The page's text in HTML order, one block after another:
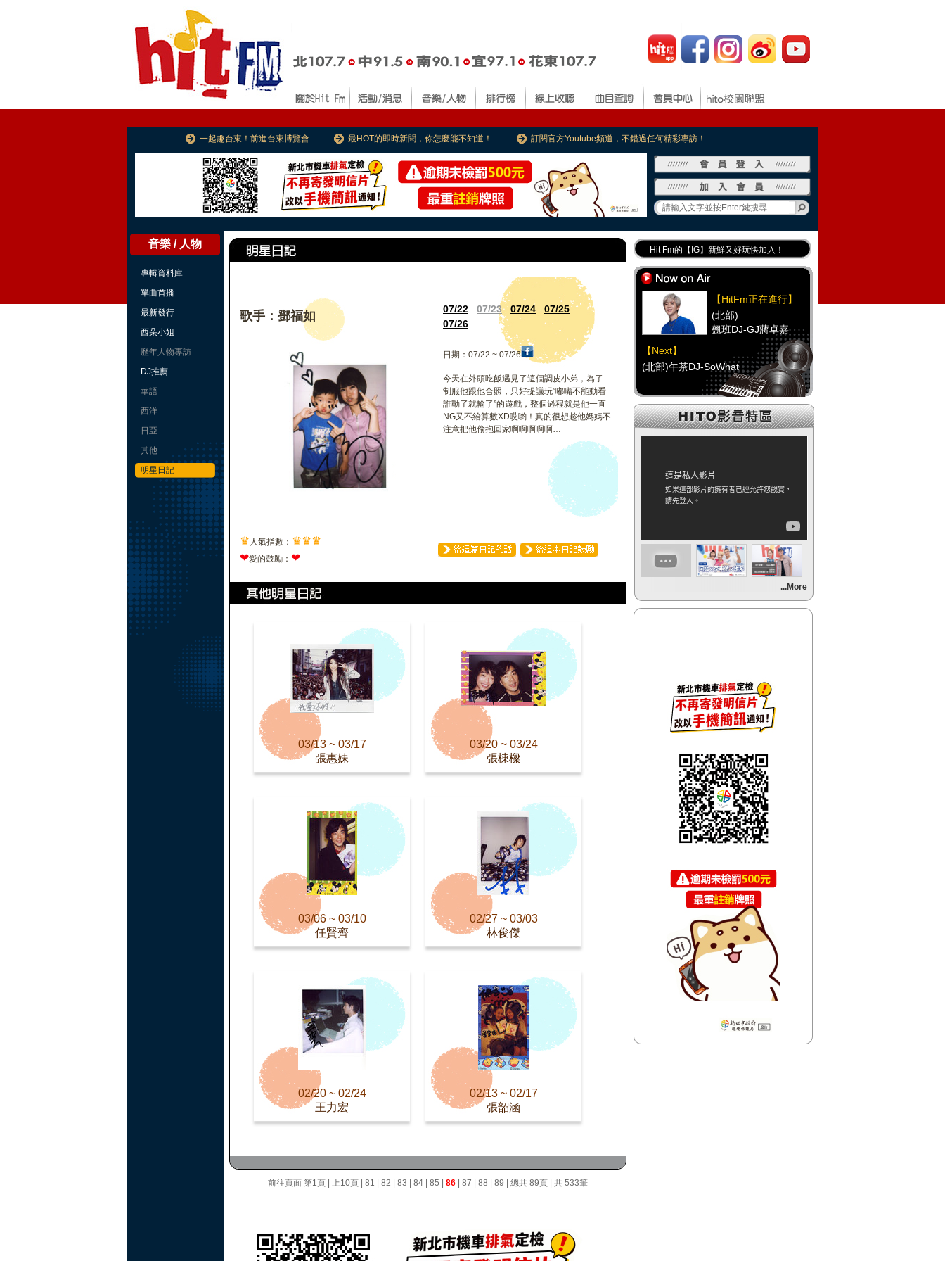
一起趣台東！前進台東博覽會 最HOT的即時新聞，你怎麼能不知道！ 訂閱官方Youtube頻道，不錯過任何精彩專訪！
音樂 / 人物
專輯資料庫
單曲首播
最新發行
西朵小姐
歷年人物專訪
DJ推薦
華語
西洋
日亞
其他
明星日記
歌手：鄧福如 07/22 07/23 07/24
07/25
07/26
日期：07/22 ~ 07/26
今天在外頭吃飯遇見了這個調皮小弟，為了
制服他跟他合照，只好提議玩”嘟嘴不能動看
誰動了就輸了”的遊戲，整個過程就是他一直
NG又不給算數XD哎喲！真的很想趁他媽媽不
注意把他偷抱回家啊啊啊啊啊…
♛ 人氣指數： ♛♛♛
❤愛的鼓勵： ❤
03/13 ~ 03/17
張惠妹
03/20 ~ 03/24
張棟樑
03/06 ~ 03/10
任賢齊
02/27 ~ 03/03
林俊傑
02/20 ~ 02/24
王力宏
02/13 ~ 02/17
張韶涵
前往頁面 第1頁 上10頁 81 82 83 84 85 86 87 88 89 | 總共 89頁 | 共 533筆
Hit Fm的【IG】新鮮又好玩快加入！
Hit Fm【FB臉書粉絲團】等你加入！
最專業《DJ推薦》好音樂千萬別錯過！
好康報報 最新優惠訊息都在這！
【HitFm正在進行】
(北部)
翹班DJ-GJ蔣卓嘉
【Next】
(北部)午茶DJ-SoWhat
【HitFm正在進行】
(中部)
(中部)RELAX DJ-Erin
【HitFm正在進行】
(南部)
午餐DJ-童童
【Next】
【Next】
(宜蘭)午茶DJ-SoWhat
(花東)
翹班DJ-GJ蔣卓嘉
【Next】
(花東)元氣音樂
...More